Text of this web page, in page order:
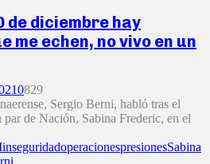
de diciembre hay
me echen, no vivo en un
0829
Sergio Berni, habló tras el
de Nación, Sabina Frederic, en el
inseguridadoperacionespresionesSabina